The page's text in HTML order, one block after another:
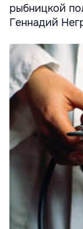
рыбницкой
Геннадий